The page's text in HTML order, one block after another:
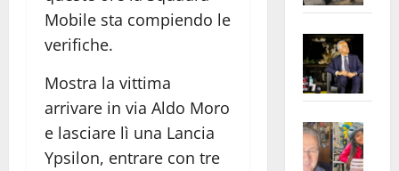
Mobile sta compiendo le
verifiche.
Mostra la vittima
arrivare in via Aldo Moro
e lasciare lì una Lancia
Ypsilon, entrare con tre
apre